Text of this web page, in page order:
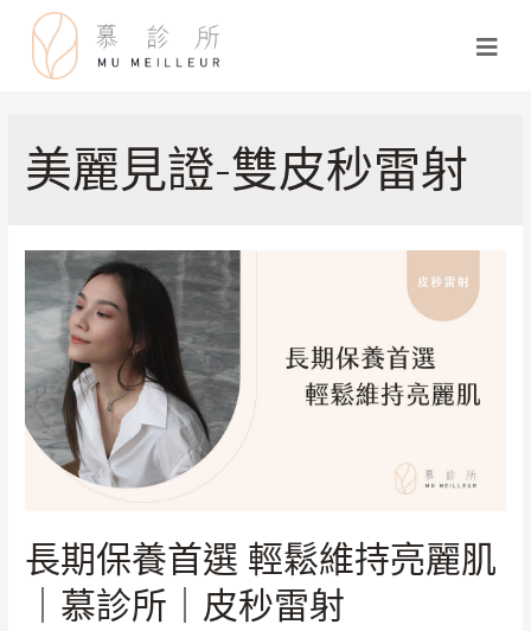
美麗見證-雙皮秒雷射
長期保養首選 輕鬆維持亮麗肌
｜慕診所｜皮秒雷射